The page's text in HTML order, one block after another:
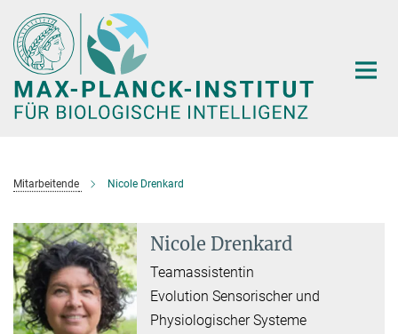
Hauptinhalt
Mitarbeitende Nicole Drenkard
Nicole Drenkard
Teamassistentin
Evolution Sensorischer und
Physiologischer Systeme